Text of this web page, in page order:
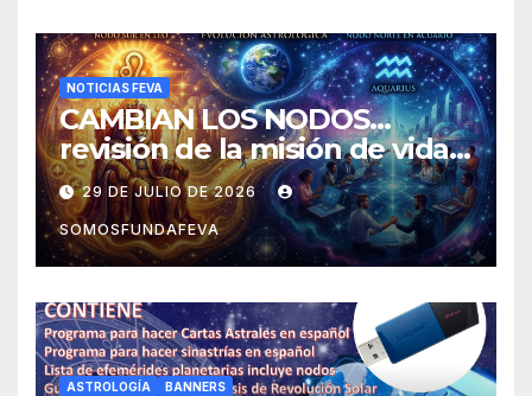
NOTICIAS FEVA
CAMBIAN LOS NODOS…
revisión de la misión de vida y
experiencias
29 DE JULIO DE 2026
SOMOSFUNDAFEVA
ASTROLOGÍA BANNERS